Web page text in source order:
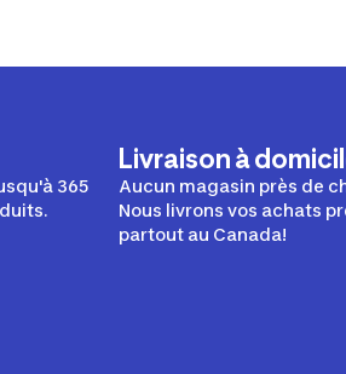
365
Livraison à
Aucun magasin près de
Nous livrons vos achats
partout au Canada!